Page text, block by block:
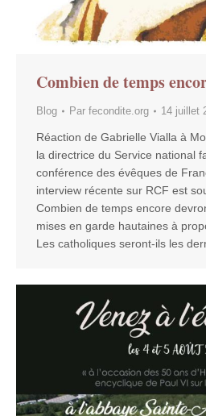
Combien de temps
Blog Par fecondite.org 14 juillet
Réaction de Gabrielle Vialla à
la directrice du Service national
conférence des évêques de
interview récente sur RCF est
Combien de temps encore
mises en garde hautaines à
Les catholiques seront-ils les